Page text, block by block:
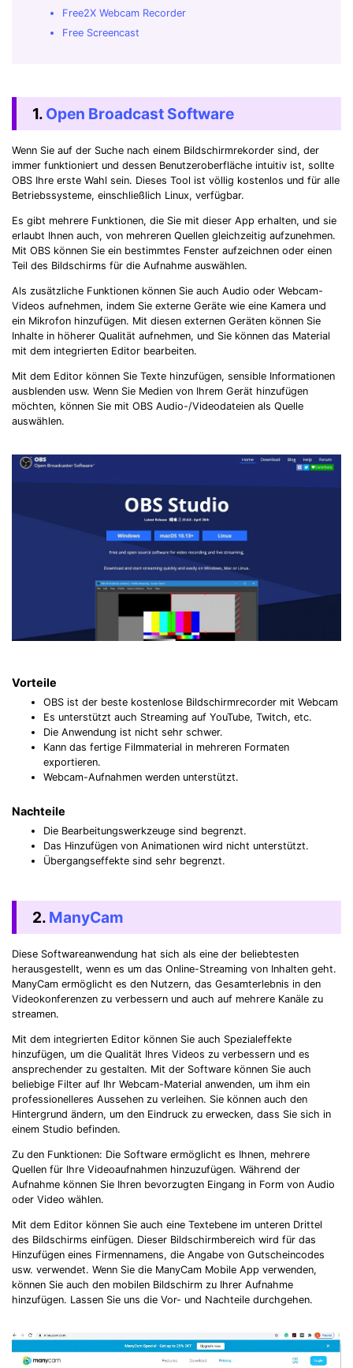
Free2X Webcam Recorder
Free Screencast
1. Open Broadcast Software
Wenn Sie auf der Suche nach einem Bildschirmrekorder sind, der
immer funktioniert und dessen Benutzeroberfläche intuitiv ist, sollte
OBS Ihre erste Wahl sein. Dieses Tool ist völlig kostenlos und für alle
Betriebssysteme, einschließlich Linux, verfügbar.
Es gibt mehrere Funktionen, die Sie mit dieser App erhalten, und sie
erlaubt Ihnen auch, von mehreren Quellen gleichzeitig aufzunehmen.
Mit OBS können Sie ein bestimmtes Fenster aufzeichnen oder einen
Teil des Bildschirms für die Aufnahme auswählen.
Als zusätzliche Funktionen können Sie auch Audio oder Webcam-
Videos aufnehmen, indem Sie externe Geräte wie eine Kamera und
ein Mikrofon hinzufügen. Mit diesen externen Geräten können Sie
Inhalte in höherer Qualität aufnehmen, und Sie können das Material
mit dem integrierten Editor bearbeiten.
Mit dem Editor können Sie Texte hinzufügen, sensible Informationen
ausblenden usw. Wenn Sie Medien von Ihrem Gerät hinzufügen
möchten, können Sie mit OBS Audio-/Videodateien als Quelle
auswählen.
Vorteile
OBS ist der beste kostenlose Bildschirmrecorder mit Webcam
Es unterstützt auch Streaming auf YouTube, Twitch, etc.
Die Anwendung ist nicht sehr schwer.
Kann das fertige Filmmaterial in mehreren Formaten
exportieren.
Webcam-Aufnahmen werden unterstützt.
Nachteile
Die Bearbeitungswerkzeuge sind begrenzt.
Das Hinzufügen von Animationen wird nicht unterstützt.
Übergangseffekte sind sehr begrenzt.
2. ManyCam
Diese Softwareanwendung hat sich als eine der beliebtesten
herausgestellt, wenn es um das Online-Streaming von Inhalten geht.
ManyCam ermöglicht es den Nutzern, das Gesamterlebnis in den
Videokonferenzen zu verbessern und auch auf mehrere Kanäle zu
streamen.
Mit dem integrierten Editor können Sie auch Spezialeffekte
hinzufügen, um die Qualität Ihres Videos zu verbessern und es
ansprechender zu gestalten. Mit der Software können Sie auch
beliebige Filter auf Ihr Webcam-Material anwenden, um ihm ein
professionelleres Aussehen zu verleihen. Sie können auch den
Hintergrund ändern, um den Eindruck zu erwecken, dass Sie sich in
einem Studio befinden.
Zu den Funktionen: Die Software ermöglicht es Ihnen, mehrere
Quellen für Ihre Videoaufnahmen hinzuzufügen. Während der
Aufnahme können Sie Ihren bevorzugten Eingang in Form von Audio
oder Video wählen.
Mit dem Editor können Sie auch eine Textebene im unteren Drittel
des Bildschirms einfügen. Dieser Bildschirmbereich wird für das
Hinzufügen eines Firmennamens, die Angabe von Gutscheincodes
usw. verwendet. Wenn Sie die ManyCam Mobile App verwenden,
können Sie auch den mobilen Bildschirm zu Ihrer Aufnahme
hinzufügen. Lassen Sie uns die Vor- und Nachteile durchgehen.